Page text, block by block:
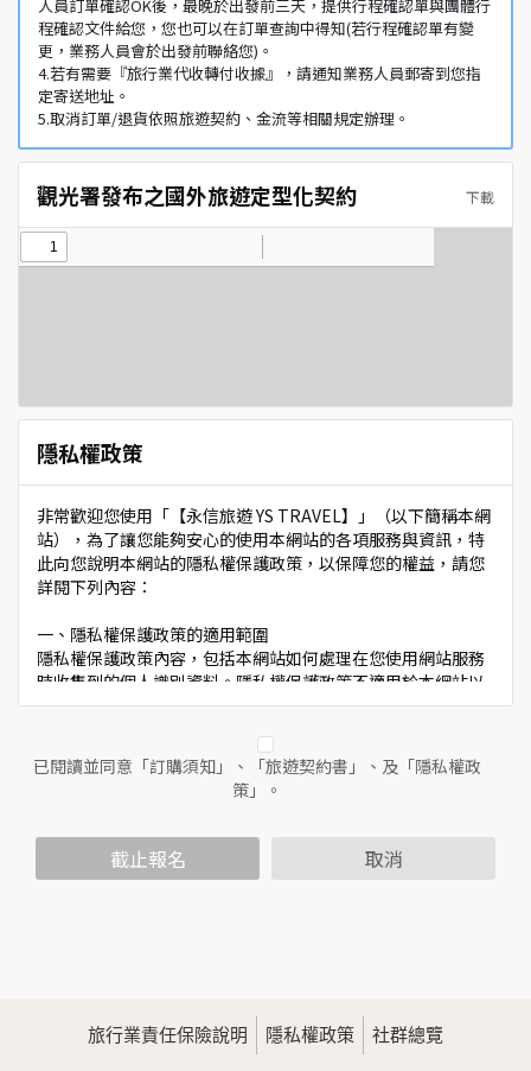
人員訂單確認OK後，最晚於出發前三天，提供行程確認單與團體行
程確認文件給您，您也可以在訂單查詢中得知(若行程確認單有變
更，業務人員會於出發前聯絡您)。
4.若有需要『旅行業代收轉付收據』，請通知業務人員郵寄到您指
定寄送地址。
5.取消訂單/退貨依照旅遊契約、金流等相關規定辦理。
觀光署發布之國外旅遊定型化契約 下載
隱私權政策
非常歡迎您使用「【永信旅遊 YS TRAVEL】」（以下簡稱本網
站），為了讓您能夠安心的使用本網站的各項服務與資訊，特
此向您說明本網站的隱私權保護政策，以保障您的權益，請您
詳閱下列內容：
一、隱私權保護政策的適用範圍
隱私權保護政策內容，包括本網站如何處理在您使用網站服務
時收集到的個人識別資料。隱私權保護政策不適用於本網站以
外的相關連結網站，也不適用於非本網站所委託或參與管理的
二、個人資料的蒐集、處理及利用方式
當您造訪本網站或使用本網站所提供之功能服務時，我們將視
範圍內處理及利用您的個人資料；非經您書面同意，本網站不
會將個人資料用於其他用途。
為提供精確的服務，我們會將收集的問卷調查內容進行統計與
分析，分析結果之統計數據或說明文字呈現，除供內部研究
已閱讀並同意「訂購須知」、「旅遊契約書」、及「隱私權政
策」。
截止報名 取消
旅行業責任保險說明 隱私權政策 社群總覽